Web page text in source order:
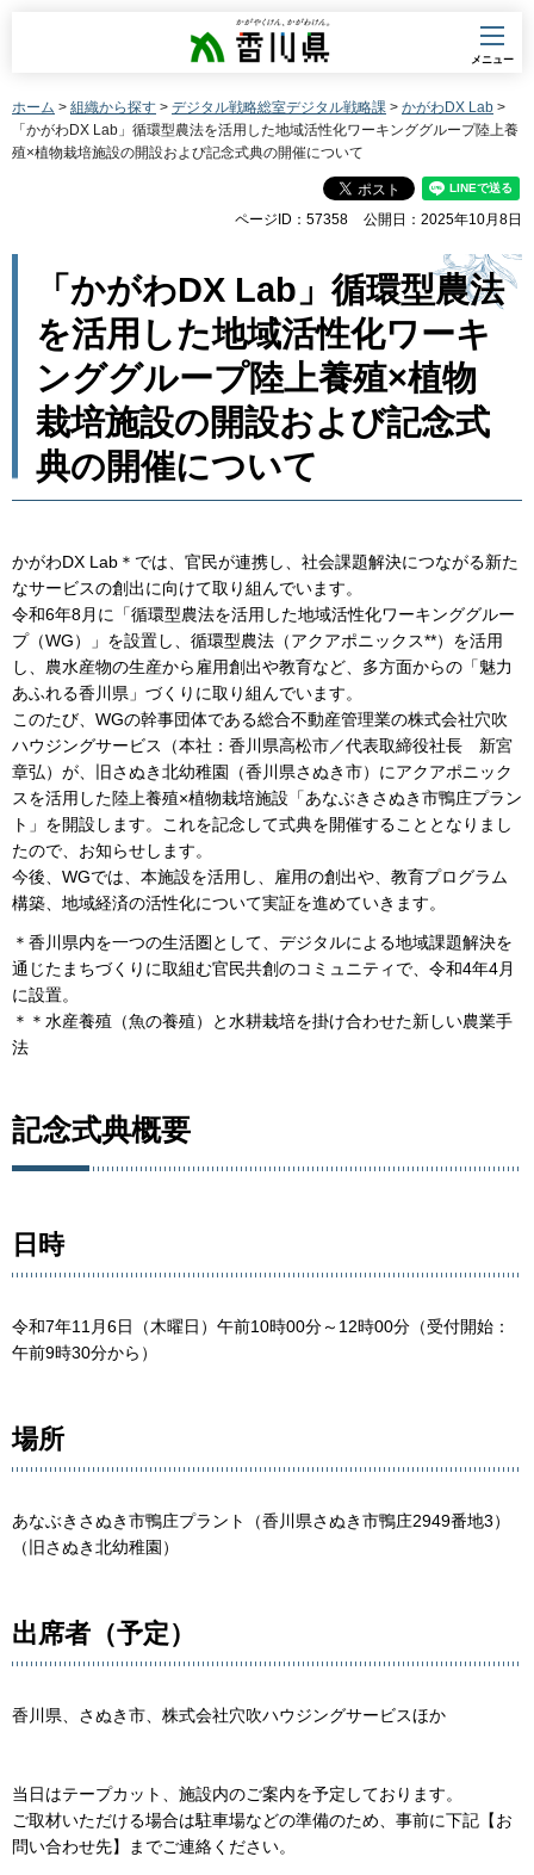
香川県
メニュー
ホーム > 組織から探す > デジタル戦略総室デジタル戦略課 > かがわDX Lab >
「かがわDX Lab」循環型農法を活用した地域活性化ワーキンググループ陸上養
殖×植物栽培施設の開設および記念式典の開催について
ページID：57358 公開日：2025年10月8日
「かがわDX Lab」循環型農法
を活用した地域活性化ワーキ
ンググループ陸上養殖×植物
栽培施設の開設および記念式
典の開催について
かがわDX Lab＊では、官民が連携し、社会課題解決につながる新た
なサービスの創出に向けて取り組んでいます。
令和6年8月に「循環型農法を活用した地域活性化ワーキンググルー
プ（WG）」を設置し、循環型農法（アクアポニックス**）を活用
し、農水産物の生産から雇用創出や教育など、多方面からの「魅力
あふれる香川県」づくりに取り組んでいます。
このたび、WGの幹事団体である総合不動産管理業の株式会社穴吹
ハウジングサービス（本社：香川県高松市／代表取締役社長 新宮
章弘）が、旧さぬき北幼稚園（香川県さぬき市）にアクアポニック
スを活用した陸上養殖×植物栽培施設「あなぶきさぬき市鴨庄プラン
ト」を開設します。これを記念して式典を開催することとなりまし
たので、お知らせします。
今後、WGでは、本施設を活用し、雇用の創出や、教育プログラム
構築、地域経済の活性化について実証を進めていきます。
＊香川県内を一つの生活圏として、デジタルによる地域課題解決を
通じたまちづくりに取組む官民共創のコミュニティで、令和4年4月
に設置。
＊＊水産養殖（魚の養殖）と水耕栽培を掛け合わせた新しい農業手
法
記念式典概要
日時
令和7年11月6日（木曜日）午前10時00分～12時00分（受付開始：
午前9時30分から）
場所
あなぶきさぬき市鴨庄プラント（香川県さぬき市鴨庄2949番地3）
（旧さぬき北幼稚園）
出席者（予定）
香川県、さぬき市、株式会社穴吹ハウジングサービスほか
当日はテープカット、施設内のご案内を予定しております。
ご取材いただける場合は駐車場などの準備のため、事前に下記【お
問い合わせ先】までご連絡ください。